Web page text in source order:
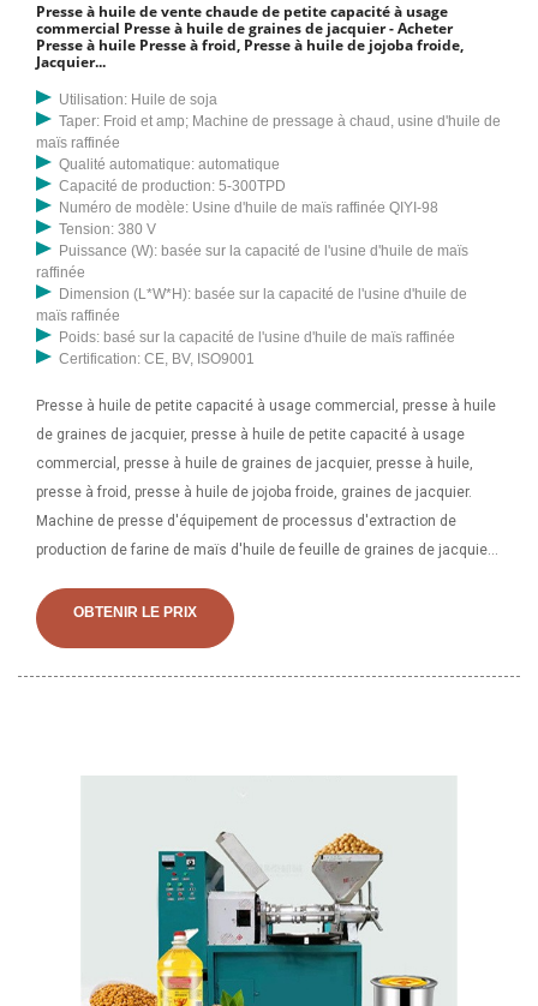
Presse à huile de vente chaude de petite capacité à usage
commercial Presse à huile de graines de jacquier - Acheter
Presse à huile Presse à froid, Presse à huile de jojoba froide,
Jacquier...
Utilisation: Huile de soja
Taper: Froid et amp; Machine de pressage à chaud, usine d'huile de
maïs raffinée
Qualité automatique: automatique
Capacité de production: 5-300TPD
Numéro de modèle: Usine d'huile de maïs raffinée QIYI-98
Tension: 380 V
Puissance (W): basée sur la capacité de l'usine d'huile de maïs
raffinée
Dimension (L*W*H): basée sur la capacité de l'usine d'huile de
maïs raffinée
Poids: basé sur la capacité de l'usine d'huile de maïs raffinée
Certification: CE, BV, ISO9001
Presse à huile de petite capacité à usage commercial, presse à huile
de graines de jacquier, presse à huile de petite capacité à usage
commercial, presse à huile de graines de jacquier, presse à huile,
presse à froid, presse à huile de jojoba froide, graines de jacquier.
Machine de presse d'équipement de processus d'extraction de
production de farine de maïs d'huile de feuille de graines de jacquier
d'extraction d'huile de feuille de l'extraction de production de farine
de maïs d'huile de feuille de graines de jacquier
OBTENIR LE PRIX